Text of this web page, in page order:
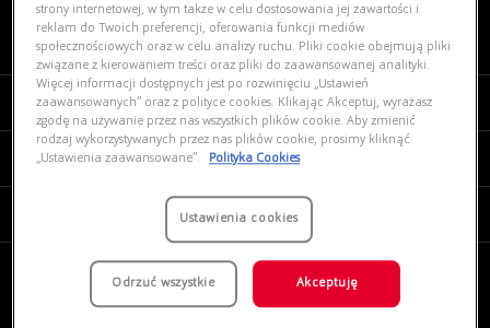
O NAS
MOJE VISION EXPRESS
PRODUKTY I USŁUGI
strony internetowej, w tym także w celu dostosowania jej zawartości i
reklam do Twoich preferencji, oferowania funkcji mediów
społecznościowych oraz w celu analizy ruchu. Pliki cookie obejmują pliki
związane z kierowaniem treści oraz pliki do zaawansowanej analityki.
Więcej informacji dostępnych jest po rozwinięciu „Ustawień
zaawansowanych” oraz z polityce cookies. Klikając Akceptuj, wyrażasz
zgodę na używanie przez nas wszystkich plików cookie. Aby zmienić
rodzaj wykorzystywanych przez nas plików cookie, prosimy kliknąć
„Ustawienia zaawansowane”.
Polityka Cookies
Ustawienia cookies
Odrzuć wszystkie Akceptuję